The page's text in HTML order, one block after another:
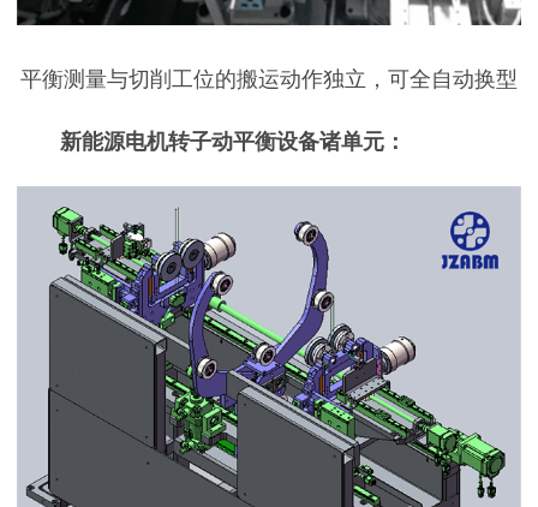
平衡测量与切削工位的搬运动作独立，可全自动换型
新能源电机转子动平衡设备诸单元：